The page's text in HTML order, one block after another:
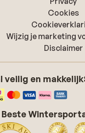
Cookies
Wijzig je marketing
Disclaimer
veilig en makkelijk
Beste